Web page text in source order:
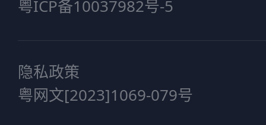
粤ICP备10037982号-5
隐私政策
粤网文[2023]1069-079号